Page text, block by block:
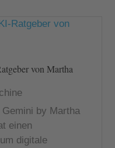
von Martha
by Martha
einen
digitale